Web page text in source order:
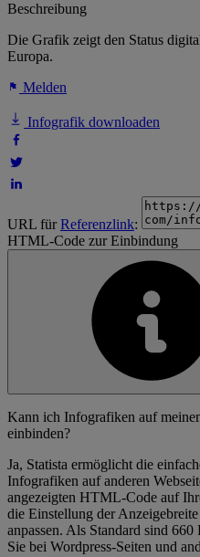
Beschreibung
Die Grafik zeigt den Status
Europa.
Melden
Infografik downloaden
URL fürReferenzlink:
HTML-Code zur Einbindung
Kann ich Infografiken auf
einbinden?
Ja, Statista ermöglicht die
Infografiken auf anderen
angezeigten HTML-Code auf
die Einstellung der
anpassen. Als Standard sind
Sie bei Wordpress-Seiten und